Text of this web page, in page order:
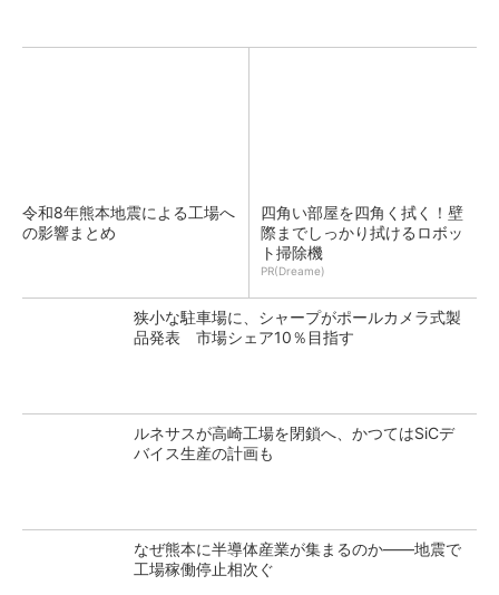
令和8年熊本地震による工場へ
の影響まとめ
四角い部屋を四角く拭く！壁
際までしっかり拭けるロボッ
ト掃除機
PR(Dreame)
狭小な駐車場に、シャープがポールカメラ式製
品発表 市場シェア10％目指す
ルネサスが高崎工場を閉鎖へ、かつてはSiCデ
バイス生産の計画も
なぜ熊本に半導体産業が集まるのか――地震で
工場稼働停止相次ぐ